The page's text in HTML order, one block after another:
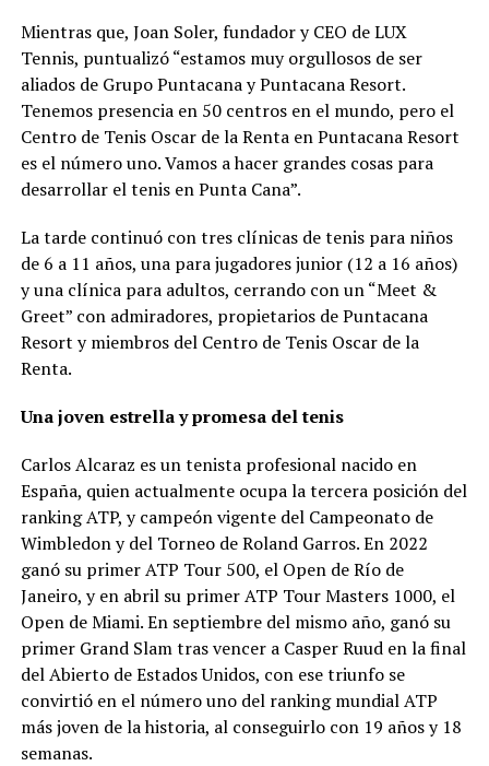
Mientras que, Joan Soler, fundador y CEO de LUX
Tennis, puntualizó “estamos muy orgullosos de ser
aliados de Grupo Puntacana y Puntacana Resort.
Tenemos presencia en 50 centros en el mundo, pero el
Centro de Tenis Oscar de la Renta en Puntacana Resort
es el número uno. Vamos a hacer grandes cosas para
desarrollar el tenis en Punta Cana”.
La tarde continuó con tres clínicas de tenis para niños
de 6 a 11 años, una para jugadores junior (12 a 16 años)
y una clínica para adultos, cerrando con un “Meet &
Greet” con admiradores, propietarios de Puntacana
Resort y miembros del Centro de Tenis Oscar de la
Renta.
Una joven estrella y promesa del tenis
Carlos Alcaraz es un tenista profesional nacido en
España, quien actualmente ocupa la tercera posición del
ranking ATP, y campeón vigente del Campeonato de
Wimbledon y del Torneo de Roland Garros. En 2022
ganó su primer ATP Tour 500, el Open de Río de
Janeiro, y en abril su primer ATP Tour Masters 1000, el
Open de Miami. En septiembre del mismo año, ganó su
primer Grand Slam tras vencer a Casper Ruud en la final
del Abierto de Estados Unidos, con ese triunfo se
convirtió en el número uno del ranking mundial ATP
más joven de la historia, al conseguirlo con 19 años y 18
semanas.